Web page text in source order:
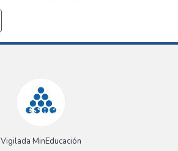
Vigilada MinEducación